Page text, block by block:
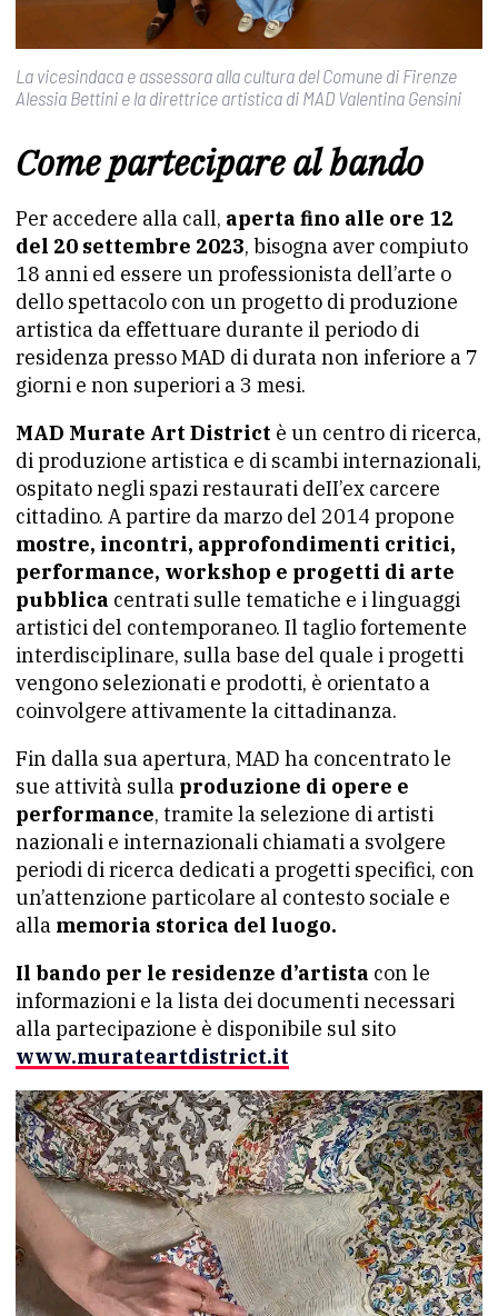
La vicesindaca e assessora alla cultura del Comune di Firenze
Alessia Bettini e la direttrice artistica di MAD Valentina Gensini
Come partecipare al bando
Per accedere alla call, aperta fino alle ore 12
del 20 settembre 2023, bisogna aver compiuto
18 anni ed essere un professionista dell’arte o
dello spettacolo con un progetto di produzione
artistica da effettuare durante il periodo di
residenza presso MAD di durata non inferiore a 7
giorni e non superiori a 3 mesi.
MAD Murate Art District è un centro di ricerca,
di produzione artistica e di scambi internazionali,
ospitato negli spazi restaurati deII’ex carcere
cittadino. A partire da marzo del 2014 propone
mostre, incontri, approfondimenti critici,
performance, workshop e progetti di arte
pubblica centrati sulle tematiche e i linguaggi
artistici del contemporaneo. Il taglio fortemente
interdisciplinare, sulla base del quale i progetti
vengono selezionati e prodotti, è orientato a
coinvolgere attivamente la cittadinanza.
Fin dalla sua apertura, MAD ha concentrato le
sue attività sulla produzione di opere e
performance, tramite la selezione di artisti
nazionali e internazionali chiamati a svolgere
periodi di ricerca dedicati a progetti specifici, con
un’attenzione particolare al contesto sociale e
alla memoria storica del luogo.
Il bando per le residenze d’artista con le
informazioni e la lista dei documenti necessari
alla partecipazione è disponibile sul sito
www.murateartdistrict.it